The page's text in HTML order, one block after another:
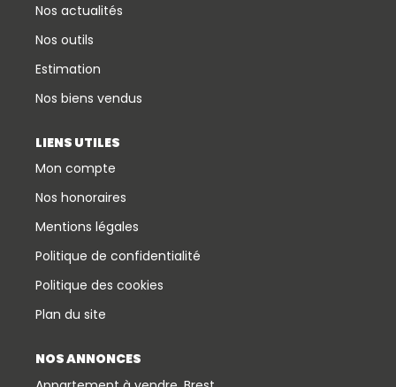
Nos actualités
Nos outils
Estimation
Nos biens vendus
LIENS UTILES
Mon compte
Nos honoraires
Mentions légales
Politique de confidentialité
Politique des cookies
Plan du site
NOS ANNONCES